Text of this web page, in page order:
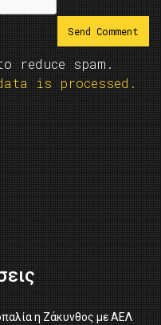
reduce spam.
is processed.
η Ζάκυνθος με ΑΕΛ